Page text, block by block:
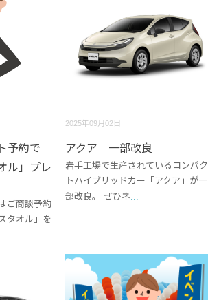
予約で
ル」プレ
ご商談予約
タオル」を
2025年09月02日
アクア 一部改良
岩手工場で生産されているコンパク
トハイブリッドカー「アクア」が一
部改良。 ぜひネ...